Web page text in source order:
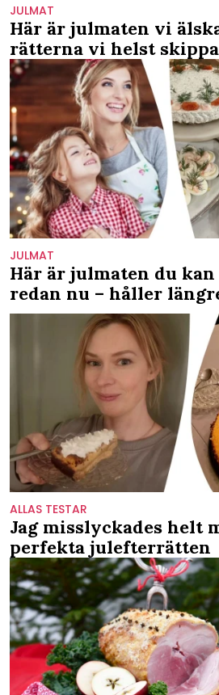
JULMAT
Här är julmaten vi
rätterna vi helst
JULMAT
Här är julmaten du
redan nu – håller
ALLAS TESTAR
Jag misslyckades helt
perfekta julefterrätten